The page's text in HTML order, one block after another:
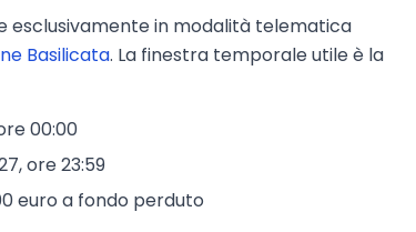
esclusivamente in modalità telematica
Basilicata. La finestra temporale utile è la
00:00
ore 23:59
euro a fondo perduto